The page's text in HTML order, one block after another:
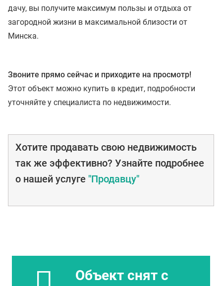
дачу, вы получите максимум пользы и отдыха от
загородной жизни в максимальной близости от
Минска.
Звоните прямо сейчас и приходите на просмотр!
Этот объект можно купить в кредит, подробности
уточняйте у специалиста по недвижимости.
Хотите продавать свою недвижимость
так же эффективно? Узнайте подробнее
о нашей услуге "Продавцу"
Объект снят с